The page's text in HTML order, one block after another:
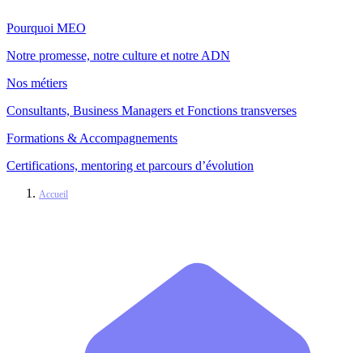
Pourquoi MEO
Notre promesse, notre culture et notre ADN
Nos métiers
Consultants, Business Managers et Fonctions transverses
Formations & Accompagnements
Certifications, mentoring et parcours d’évolution
Accueil